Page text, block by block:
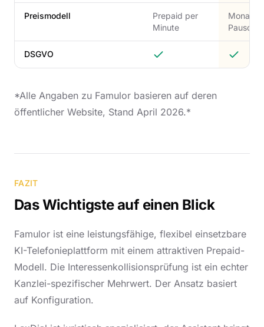
Preismodell
Prepaid per
Minute
DSGVO
*Alle Angaben zu Famulor basieren auf deren
öffentlicher Website, Stand April 2026.*
FAZIT
Das Wichtigste auf einen Blick
Famulor ist eine leistungsfähige, flexibel einsetzbare
KI-Telefonieplattform mit einem attraktiven Prepaid-
Modell. Die Interessenkollisionsprüfung ist ein echter
Kanzlei-spezifischer Mehrwert. Der Ansatz basiert
auf Konfiguration.